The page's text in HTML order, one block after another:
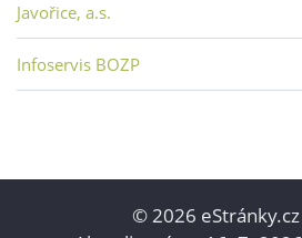
Javořice, a.s.
Infoservis BOZP
© 2026 eStránky.cz